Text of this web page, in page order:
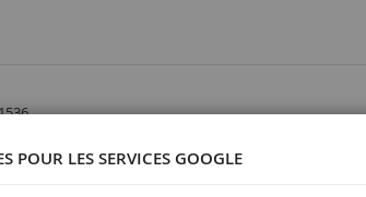
POUR LES SERVICES GOOGLE